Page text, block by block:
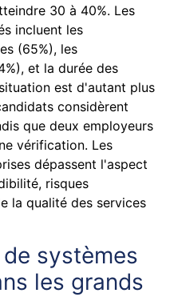
30 à 40%. Les
incluent les
(65%), les
et la durée des
est d'autant plus
considèrent
que deux employeurs
vérification. Les
dépassent l'aspect
risques
la qualité des services
systèmes
les grands